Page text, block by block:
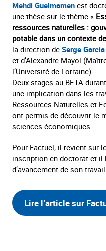
Mehdi Guelmamen est
une thèse sur le thème «
ressources naturelles :
potable dans un contexte
la direction de Serge Garcia
et d’Alexandre Mayol
l’Université de Lorraine).
Deux stages au BETA
une implication dans les
Ressources Naturelles et
ont permis de découvrir le
sciences économiques.
Pour Factuel, il revient sur
inscription en doctorat et il
d’avancement de son
Lire l’article sur